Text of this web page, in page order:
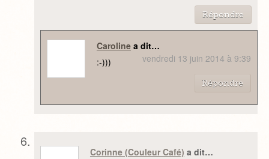
Répondre
Carolinea dit…
vendredi 13 juin 2014 à 9:39
:-)))
Répondre
Corinne (Couleur Café) a dit…